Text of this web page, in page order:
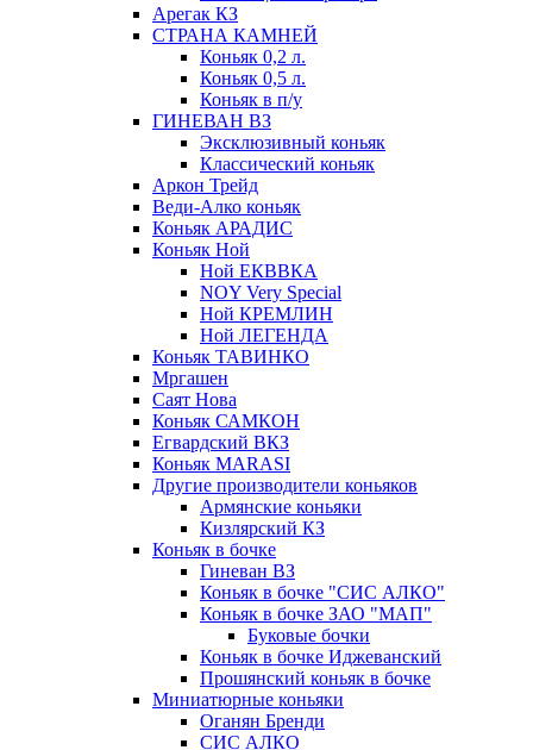
Арегак КЗ
СТРАНА КАМНЕЙ
Коньяк 0,2 л.
Коньяк 0,5 л.
Коньяк в п/у
ГИНЕВАН ВЗ
Эксклюзивный коньяк
Классический коньяк
Аркон Трейд
Веди-Алко коньяк
Коньяк АРАДИС
Коньяк Ной
Ной ЕКВВКА
NOY Very Special
Ной КРЕМЛИН
Ной ЛЕГЕНДА
Коньяк ТАВИНКО
Мргашен
Саят Нова
Коньяк САМКОН
Егвардский ВКЗ
Коньяк MARASI
Другие производители коньяков
Армянские коньяки
Кизлярский КЗ
Коньяк в бочке
Гиневан ВЗ
Коньяк в бочке "СИС АЛКО"
Коньяк в бочке ЗАО "МАП"
Буковые бочки
Коньяк в бочке Иджеванский
Прошянский коньяк в бочке
Миниатюрные коньяки
Оганян Бренди
СИС АЛКО